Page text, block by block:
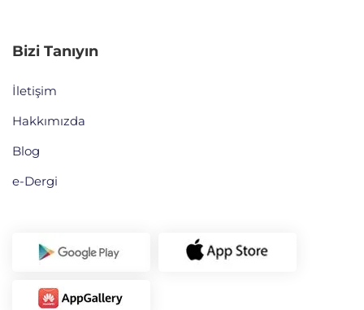
Bizi Tanıyın
İletişim
Hakkımızda
Blog
e-Dergi